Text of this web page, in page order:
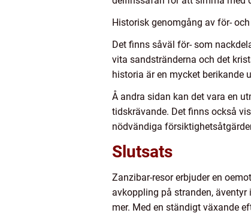
Historisk genomgång av för-
Det finns såväl för- som
vita sandstränderna och det
historia är en mycket berikande
Å andra sidan kan det vara en
tidskrävande. Det finns också
nödvändiga
Slutsats
Zanzibar-resor erbjuder en
avkoppling på stranden,
mer. Med en ständigt växande